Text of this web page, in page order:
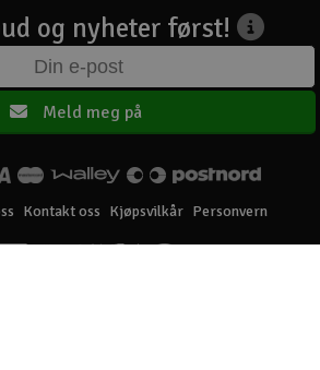
og nyheter først!
Meld meg på
Kontakt oss Kjøpsvilkår Personvern